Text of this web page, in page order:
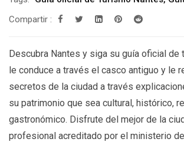
Compartir :
Descubra Nantes y siga su guía oficial de
le conduce a través el casco antiguo y le
secretos de la ciudad a través
su patrimonio que sea cultural, histórico,
gastronómico. Disfrute del mejor de la
profesional acreditado por el ministerio